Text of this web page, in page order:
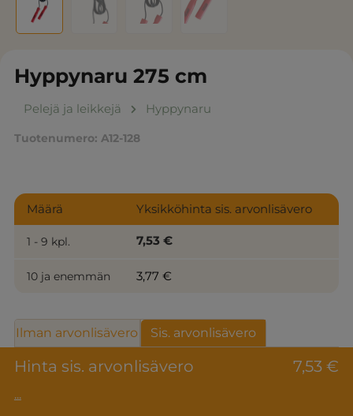
Hyppynaru 275 cm
Pelejä ja leikkejä Hyppynaru
Tuotenumero: A12-128
Hinta sis. arvonlisävero 7,53 €
...
Määrä Yksikköhinta sis. arvonlisävero
1 - 9 kpl. 7,53 €
10 ja enemmän 3,77 €
Ilman arvonlisävero Sis. arvonlisävero